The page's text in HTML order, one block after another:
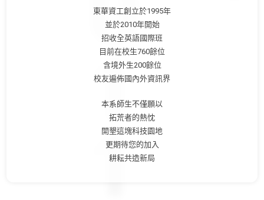
東華資工創立於1995年
並於2010年開始
招收全英語國際班
目前在校生760餘位
含境外生200餘位
校友遍佈國內外資訊界
本系師生不僅願以
拓荒者的熱忱
開墾這塊科技園地
更期待您的加入
耕耘共造新局